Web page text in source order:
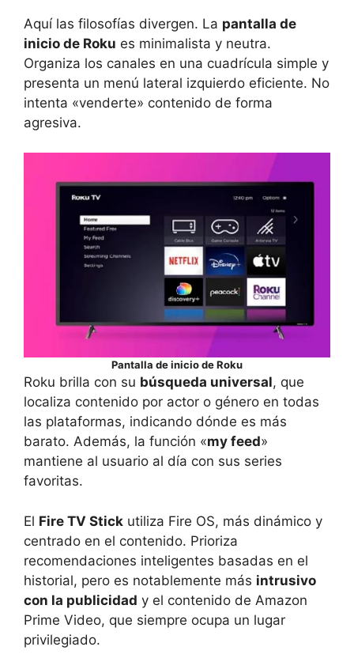
Aquí las filosofías divergen. La pantalla de
inicio de Roku es minimalista y neutra.
Organiza los canales en una cuadrícula simple y
presenta un menú lateral izquierdo eficiente. No
intenta «venderte» contenido de forma
agresiva.
Pantalla de inicio de Roku
Roku brilla con su búsqueda universal, que
localiza contenido por actor o género en todas
las plataformas, indicando dónde es más
barato. Además, la función «my feed»
mantiene al usuario al día con sus series
favoritas.
El Fire TV Stick utiliza Fire OS, más dinámico y
centrado en el contenido. Prioriza
recomendaciones inteligentes basadas en el
historial, pero es notablemente más intrusivo
con la publicidad y el contenido de Amazon
Prime Video, que siempre ocupa un lugar
privilegiado.